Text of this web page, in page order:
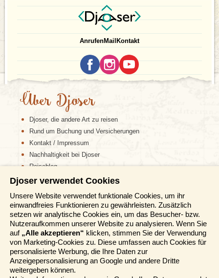
AnrufenMail Kontakt
Über Djoser
Djoser, die andere Art zu reisen
Rund um Buchung und Versicherungen
Kontakt / Impressum
Nachhaltigkeit bei Djoser
Reiseblog
Informationen
Reisemessen
Häufig gestellte Fragen
AGB
Formblatt
Datenschutz
Informationstage
Djoser verwendet Cookies
Unsere Website verwendet funktionale Cookies, um ihr
einwandfreies Funktionieren zu gewährleisten. Zusätzlich
setzen wir analytische Cookies ein, um das Besucher- bzw.
Nutzeraufkommen unserer Website zu analysieren. Wenn Sie
auf „Alle akzeptieren“ klicken, stimmen Sie der Verwendung
von Marketing-Cookies zu. Diese umfassen auch Cookies für
personalisierte Werbung, die Ihre Daten zur
Anzeigepersonalisierung an Google und andere Dritte
weitergeben können.